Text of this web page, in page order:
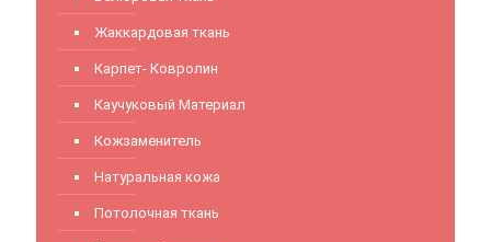
Жаккардовая ткань
Карпет- Ковролин
Каучуковый Материал
Кожзаменитель
Натуральная кожа
Потолочная ткань